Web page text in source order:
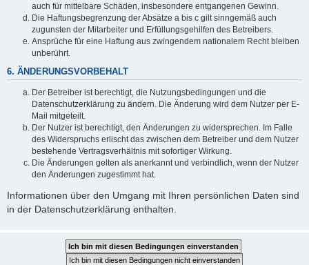
auch für mittelbare Schäden, insbesondere entgangenen Gewinn.
Die Haftungsbegrenzung der Absätze a bis c gilt sinngemäß auch
zugunsten der Mitarbeiter und Erfüllungsgehilfen des Betreibers.
Ansprüche für eine Haftung aus zwingendem nationalem Recht bleiben
unberührt.
6. ÄNDERUNGSVORBEHALT
Der Betreiber ist berechtigt, die Nutzungsbedingungen und die
Datenschutzerklärung zu ändern. Die Änderung wird dem Nutzer per E-
Mail mitgeteilt.
Der Nutzer ist berechtigt, den Änderungen zu widersprechen. Im Falle
des Widerspruchs erlischt das zwischen dem Betreiber und dem Nutzer
bestehende Vertragsverhältnis mit sofortiger Wirkung.
Die Änderungen gelten als anerkannt und verbindlich, wenn der Nutzer
den Änderungen zugestimmt hat.
Informationen über den Umgang mit Ihren persönlichen Daten sind
in der Datenschutzerklärung enthalten.